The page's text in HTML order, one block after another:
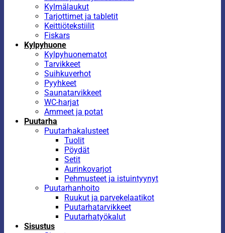
Kylmälaukut
Tarjottimet ja tabletit
Keittiötekstiilit
Fiskars
Kylpyhuone
Kylpyhuonematot
Tarvikkeet
Suihkuverhot
Pyyhkeet
Saunatarvikkeet
WC-harjat
Ammeet ja potat
Puutarha
Puutarhakalusteet
Tuolit
Pöydät
Setit
Aurinkovarjot
Pehmusteet ja istuintyynyt
Puutarhanhoito
Ruukut ja parvekelaatikot
Puutarhatarvikkeet
Puutarhatyökalut
Sisustus